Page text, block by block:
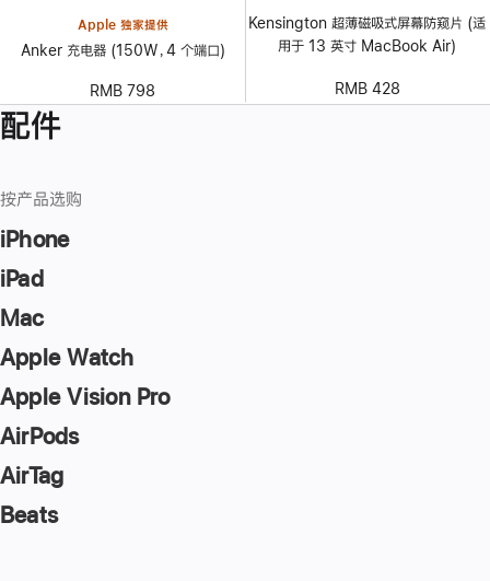
Apple 独家提供
Anker 充电器 (150W，4 个端口)
RMB 798
Kensington 超薄磁吸式屏幕防窥片 (适
用于 13 英寸 MacBook Air)
RMB 428
配件
按产品选购
iPhone
iPad
Mac
Apple Watch
Apple Vision Pro
AirPods
AirTag
Beats